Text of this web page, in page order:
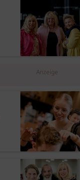
Anzeige